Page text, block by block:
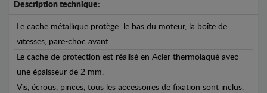
Description technique:
Le cache métallique protège: le bas du moteur, la boîte de
vitesses, pare-choc avant
Le cache de protection est réalisé en Acier thermolaqué avec
une épaisseur de 2 mm.
Vis, écrous, pinces, tous les accessoires de fixation sont inclus.